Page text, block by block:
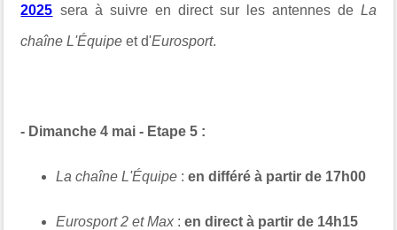
2025 sera à suivre en direct sur les antennes de La
chaîne L'Équipe et d'Eurosport.
- Dimanche 4 mai - Etape 5 :
La chaîne L'Équipe :en différéà partir de 17h00
Eurosport2 et Max :en direct à partir de 14h15